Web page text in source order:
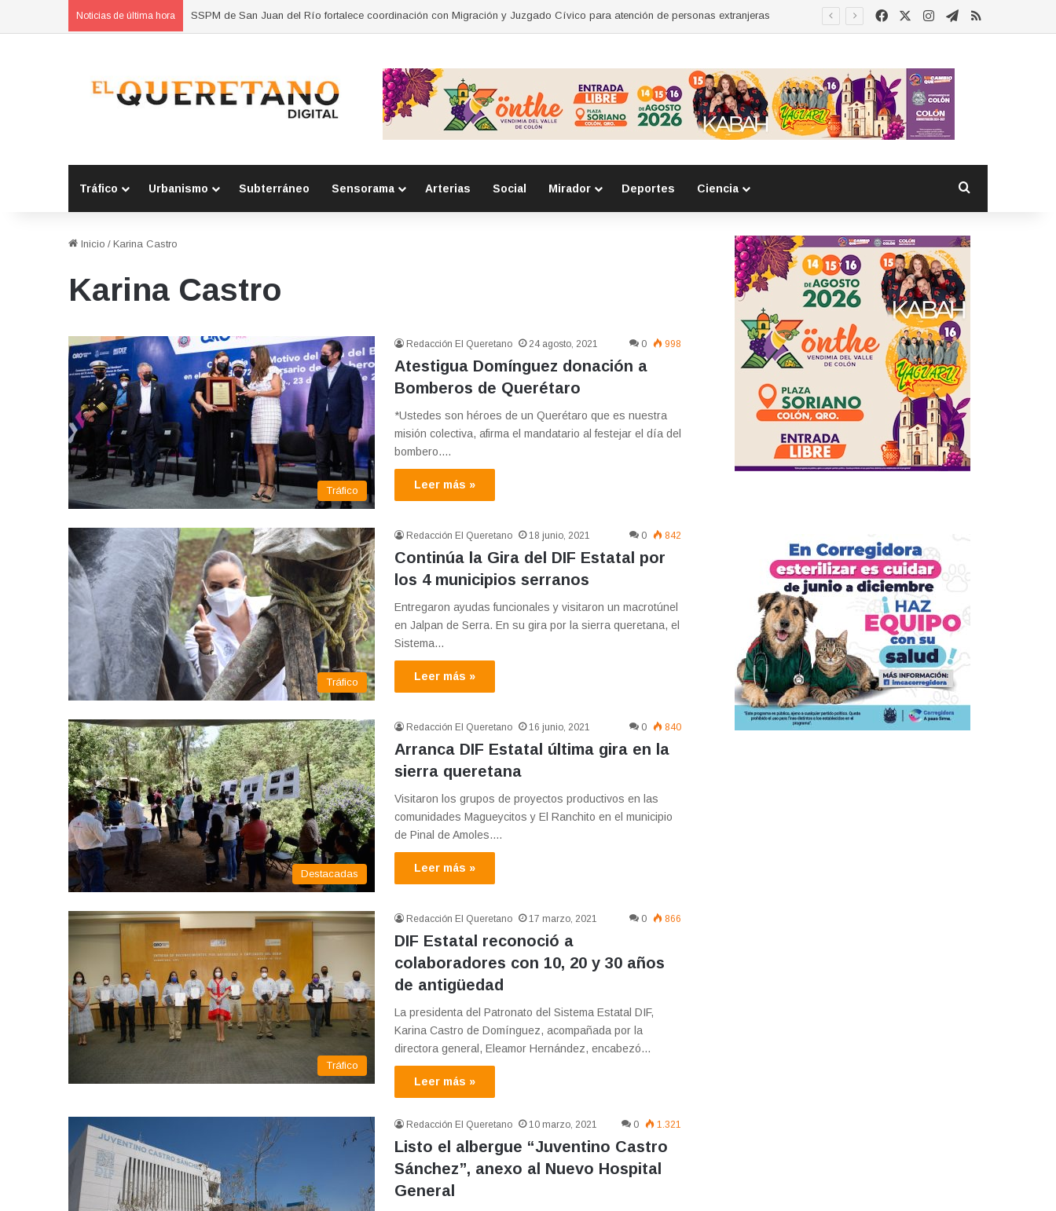
Noticias de última hora Habrá carriles de contraflujo en Blvd. Bernardo Quintana por obras del tren FacebookInstagram
Telegram
RSS
Tráfico Urbanismo Subterráneo Sensorama Arterias Social Mirador Deportes Ciencia
Inicio / Karina Castro
Karina Castro
Tráfico
Redacción El Queretano 24 agosto, 2021 0 998
Atestigua Domínguez donación a
Bomberos de Querétaro
*Ustedes son héroes de un Querétaro que es nuestra
misión colectiva, afirma el mandatario al festejar el día del
bombero.…
Leer más »
Tráfico
Redacción El Queretano 18 junio, 2021 0 842
Continúa la Gira del DIF Estatal por
los 4 municipios serranos
Entregaron ayudas funcionales y visitaron un macrotúnel
en Jalpan de Serra. En su gira por la sierra queretana, el
Sistema…
Leer más »
Destacadas
Redacción El Queretano 16 junio, 2021 0 840
Arranca DIF Estatal última gira en la
sierra queretana
Visitaron los grupos de proyectos productivos en las
comunidades Magueycitos y El Ranchito en el municipio
de Pinal de Amoles.…
Leer más »
Tráfico
Redacción El Queretano 17 marzo, 2021 0 866
DIF Estatal reconoció a
colaboradores con 10, 20 y 30 años
de antigüedad
La presidenta del Patronato del Sistema Estatal DIF,
Karina Castro de Domínguez, acompañada por la
directora general, Eleamor Hernández, encabezó…
Leer más »
Redacción El Queretano 10 marzo, 2021 0 1.321
Listo el albergue “Juventino Castro
Sánchez”, anexo al Nuevo Hospital
General